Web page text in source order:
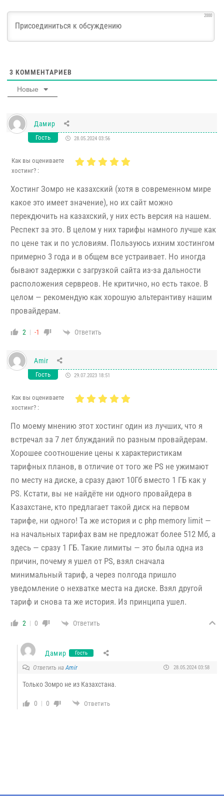
2000
3 КОММЕНТАРИЕВ
Новые
Дамир
Гость 28.05.2024 03:56
Как вы оцениваете
хостинг? :
Хостинг Зомро не казахский (хотя в современном мире
какое это имеет значение), но их сайт можно
перекдючить на казахский, у них есть версия на нашем.
Респект за это. В целом у них тарифы намного лучше как
по цене так и по условиям. Пользуюсь ихним хостингом
примерно 3 года и в общем все устраивает. Но иногда
бывают задержки с загрузкой сайта из-за дальности
расположения сервреов. Не критично, но есть такое. В
целом — рекомендую как хорошую альтерантиву нашим
провайдерам.
2 -1 Ответить
Amir
Гость 29.07.2023 18:51
Как вы оцениваете
хостинг? :
По моему мнению этот хостинг один из лучших, что я
встречал за 7 лет блужданий по разным провайдерам.
Хорошее соотношение цены к характеристикам
тарифных планов, в отличие от того же PS не ужимают
по месту на диске, а сразу дают 10Гб вместо 1 ГБ как у
PS. Кстати, вы не найдёте ни одного провайдера в
Казахстане, кто предлагает такой диск на первом
тарифе, ни одного! Та же история и с php memory limit —
на начальных тарифах вам не предложат более 512 Мб, а
здесь — сразу 1 ГБ. Такие лимиты — это была одна из
причин, почему я ушел от PS, взял сначала
минимальный тариф, а через полгода пришло
уведомление о нехватке места на диске. Взял другой
тариф и снова та же история. Из принципа ушел.
2 0 Ответить
Дамир Гость
Ответить наAmir 28.05.2024 03:58
Только Зомро не из Казахстана.
0 0 Ответить